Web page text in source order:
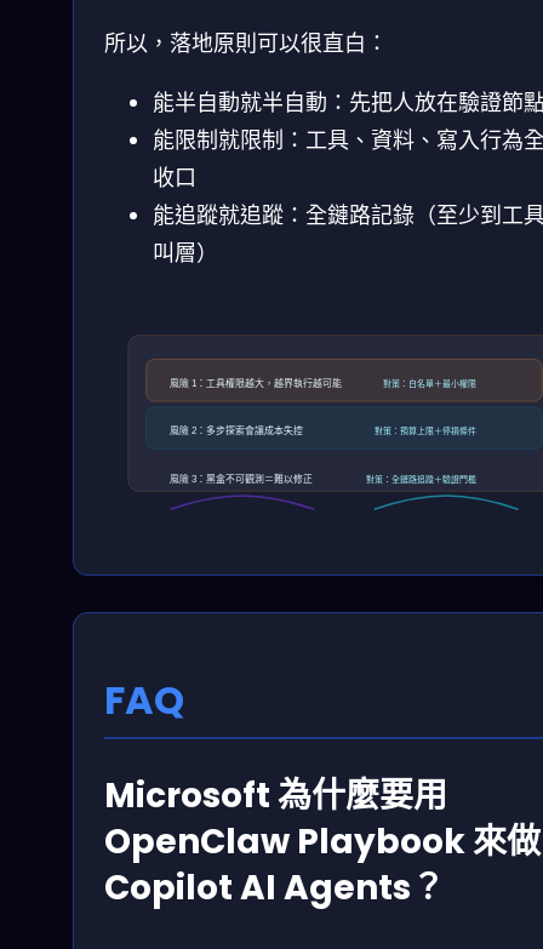
所以，落地原則可以很直白：
能半自動就半自動：先把人放在驗證節
能限制就限制：工具、資料、寫入行為
收口
能追蹤就追蹤：全鏈路記錄（至少到工
叫層）
風險 1：工具權限越大，越界執行越可能 對策：白名單＋最小權限
風險 2：多步探索會讓成本失控 對策：預算上限＋停損條件
風險 3：黑盒不可觀測＝難以修正 對策：全鏈路追蹤＋驗證門檻
FAQ
Microsoft 為什麼要用
OpenClaw Playbook 來做
Copilot AI Agents？